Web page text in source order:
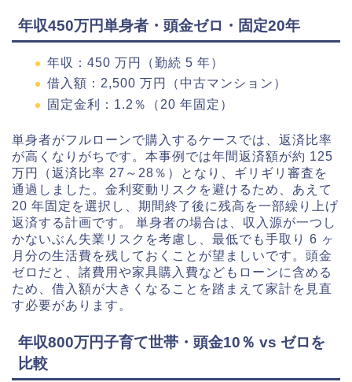
年収450万円単身者・頭金ゼロ・固定20年
年収：450 万円（勤続 5 年）
借入額：2,500 万円（中古マンション）
固定金利：1.2％（20 年固定）
単身者がフルローンで購入するケースでは、返済比率
が高くなりがちです。本事例では年間返済額が約 125
万円（返済比率 27～28％）となり、ギリギリ審査を
通過しました。金利変動リスクを避けるため、あえて
20 年固定を選択し、期間終了後に残高を一部繰り上げ
返済する計画です。 単身者の場合は、収入源が一つし
かないぶん失業リスクを考慮し、最低でも手取り 6 ヶ
月分の生活費を残しておくことが望ましいです。頭金
ゼロだと、諸費用や家具購入費などもローンに含める
ため、借入額が大きくなることを踏まえて家計を見直
す必要があります。
年収800万円子育て世帯・頭金10％ vs ゼロを
比較